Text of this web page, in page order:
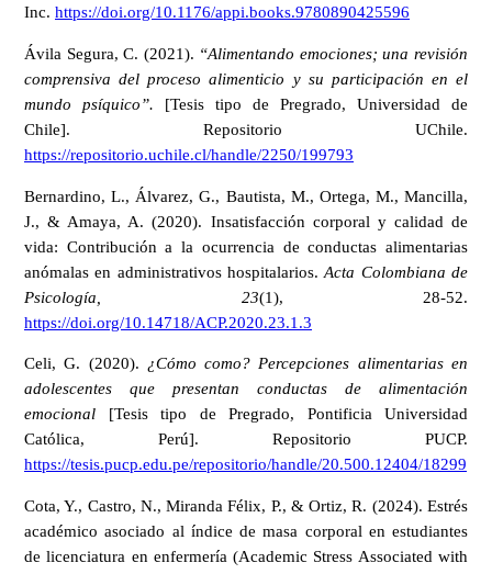
Inc. https://doi.org/10.1176/appi.books.9780890425596
Ávila Segura, C. (2021). “Alimentando emociones; una revisión
comprensiva del proceso alimenticio y su participación en el
mundo psíquico”. [Tesis tipo de Pregrado, Universidad de
Chile]. Repositorio UChile.
https://repositorio.uchile.cl/handle/2250/199793
Bernardino, L., Álvarez, G., Bautista, M., Ortega, M., Mancilla,
J., & Amaya, A. (2020). Insatisfacción corporal y calidad de
vida: Contribución a la ocurrencia de conductas alimentarias
anómalas en administrativos hospitalarios.Acta Colombiana de
Psicología, 23(1), 28-52.
https://doi.org/10.14718/ACP.2020.23.1.3
Celi, G. (2020). ¿Cómo como? Percepciones alimentarias en
adolescentes que presentan conductas de alimentación
emocional [Tesis tipo de Pregrado, Pontificia Universidad
Católica, Perú]. Repositorio PUCP.
https://tesis.pucp.edu.pe/repositorio/handle/20.500.12404/18299
Cota, Y., Castro, N., Miranda Félix, P., & Ortiz, R. (2024). Estrés
académico asociado al índice de masa corporal en estudiantes
de licenciatura en enfermería (Academic Stress Associated with